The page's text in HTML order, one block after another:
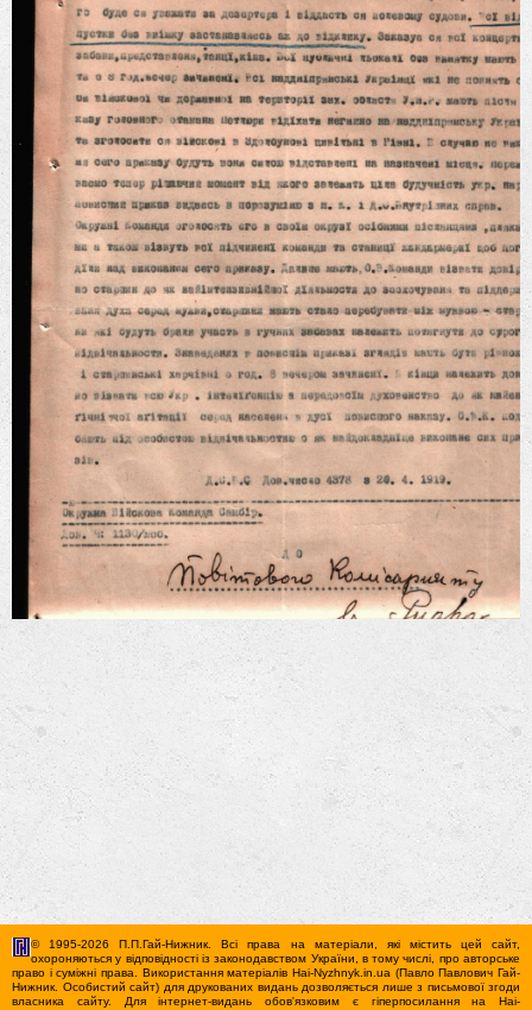
© 1995-2026 П.П.Гай-Нижник. Всі права на матеріали, які містить цей сайт,
охороняються у відповідності із законодавством України, в тому числі, про авторське
право і суміжні права. Використання матерiалiв Hai-Nyzhnyk.in.ua (Павло Павлович Гай-
Нижник. Особистий сайт) для друкованих видань дозволяється лише з письмової згоди
власника сайту. Для iнтернет-видань обов'язковим є гiперпосилання на Hai-